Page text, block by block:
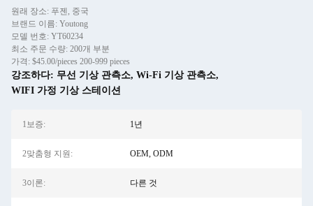
원래 장소: 푸젠, 중국
브랜드 이름: Youtong
모델 번호: YT60234
최소 주문 수량: 200개 부분
가격: $45.00/pieces 200-999 pieces
강조하다: 무선 기상 관측소, Wi-Fi 기상 관측소,
WIFI 가정 기상 스테이션
1보증: 1년
2맞춤형 지원: OEM, ODM
3이론: 다른 것